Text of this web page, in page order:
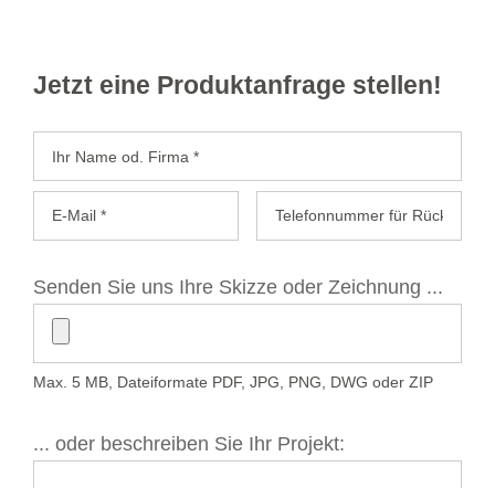
Jetzt eine Produktanfrage stellen!
Senden Sie uns Ihre Skizze oder Zeichnung ...
Max. 5 MB, Dateiformate PDF, JPG, PNG, DWG oder ZIP
... oder beschreiben Sie Ihr Projekt: